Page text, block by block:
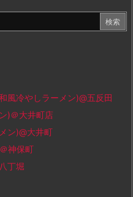
風冷やしラーメン)@五反田
)＠大井町店
ン)@大井町
神保町
丁堀